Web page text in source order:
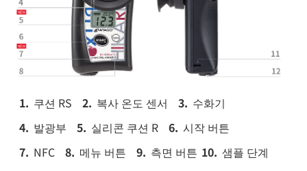
쿠션 RS 복사 온도 센서
수화기
발광부
실리콘 쿠션 R
시작 버튼
NFC
메뉴 버튼 측면 버튼
샘플 단계